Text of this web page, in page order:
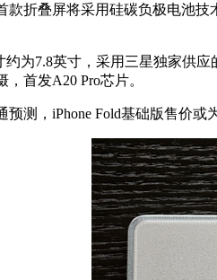
叠屏将采用硅碳负极电池技
7.8英寸，采用三星独家供应
首发A20 Pro芯片。
，iPhone Fold基础版售价或为